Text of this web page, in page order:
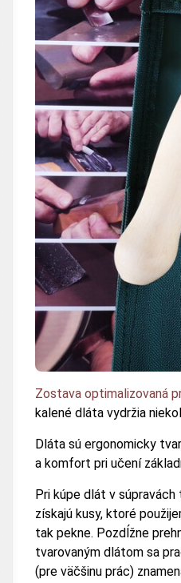
Zostava optimalizovaná
kalené dláta vydržia
Dláta sú ergonomicky
a komfort pri učení
Pri kúpe dlát v
získajú kusy, ktoré
tak pekne. Pozdĺžne
tvarovaným dlátom sa
(pre väčšinu prác)